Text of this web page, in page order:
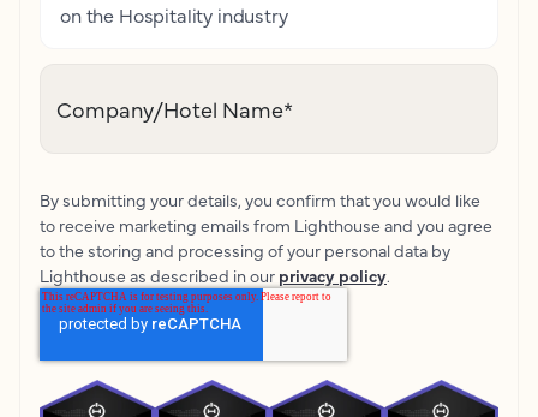
on the Hospitality industry
Company/Hotel Name*
By submitting your details, you confirm that you would like
to receive marketing emails from Lighthouse and you agree
to the storing and processing of your personal data by
Lighthouse as described in our privacy policy.